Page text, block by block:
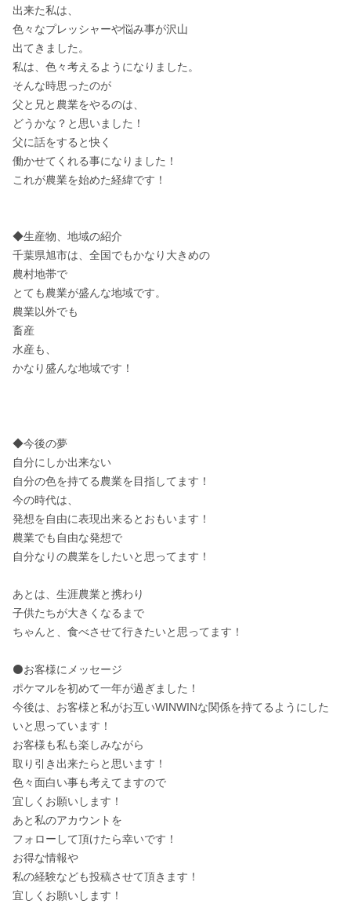
出来た私は、
色々なプレッシャーや悩み事が沢山
出てきました。
私は、色々考えるようになりました。
そんな時思ったのが
父と兄と農業をやるのは、
どうかな？と思いました！
父に話をすると快く
働かせてくれる事になりました！
これが農業を始めた経緯です！
◆生産物、地域の紹介
千葉県旭市は、全国でもかなり大きめの
農村地帯で
とても農業が盛んな地域です。
農業以外でも
畜産
水産も、
かなり盛んな地域です！
◆今後の夢
自分にしか出来ない
自分の色を持てる農業を目指してます！
今の時代は、
発想を自由に表現出来るとおもいます！
農業でも自由な発想で
自分なりの農業をしたいと思ってます！
あとは、生涯農業と携わり
子供たちが大きくなるまで
ちゃんと、食べさせて行きたいと思ってます！
⚫お客様にメッセージ
ポケマルを初めて一年が過ぎました！
今後は、お客様と私がお互いWINWINな関係を持てるようにした
いと思っています！
お客様も私も楽しみながら
取り引き出来たらと思います！
色々面白い事も考えてますので
宜しくお願いします！
あと私のアカウントを
フォローして頂けたら幸いです！
お得な情報や
私の経験なども投稿させて頂きます！
宜しくお願いします！